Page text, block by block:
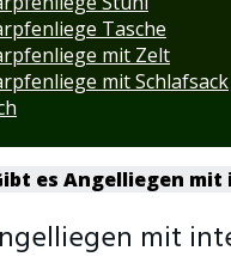
Tasche
mit Zelt
mit Schlafsack
es Angelliegen
mit